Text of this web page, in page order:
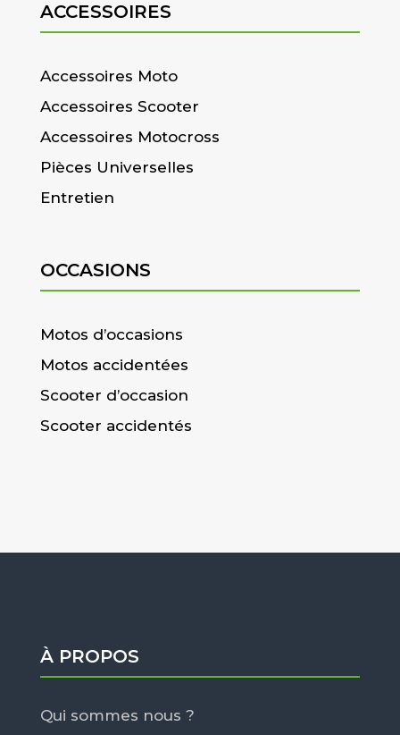
ACCESSOIRES
Accessoires Moto
Accessoires Scooter
Accessoires Motocross
Pièces Universelles
Entretien
OCCASIONS
Motos d’occasions
Motos accidentées
Scooter d’occasion
Scooter accidentés
À PROPOS
Qui sommes nous ?